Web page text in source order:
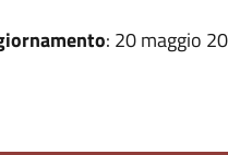
: 20 maggio